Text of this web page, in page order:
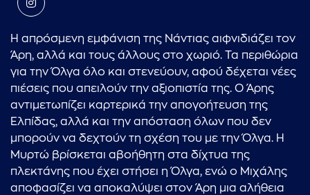
Η απρόσμενη εμφάνιση της Νάντιας αιφνιδιάζει τον
Άρη, αλλά και τους άλλους στο χωριό. Τα περιθώρια
για την Όλγα όλο και στενεύουν, αφού δέχεται νέες
πιέσεις που απειλούν την αξιοπιστία της. Ο Άρης
αντιμετωπίζει καρτερικά την απογοήτευση της
Ελπίδας, αλλά και την απόσταση όλων που δεν
μπορούν να δεχτούν τη σχέση του με την Όλγα. Η
Μυρτώ βρίσκεται αβοήθητη στα δίχτυα της
πλεκτάνης που έχει στήσει η Όλγα, ενώ ο Μιχάλης
αποφασίζει να αποκαλύψει στον Άρη μια αλήθεια